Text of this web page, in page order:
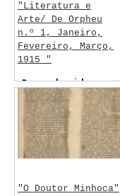
"Literatura e
Arte/ De Orpheu
n.º 1, Janeiro,
Fevereiro, Março,
1915 "
Desconhecido
"O Doutor Minhoca"